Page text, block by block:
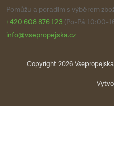
Pomůžu a poradím s výběrem
+420 608 876 123 (Po-Pá 10:00-
info@vsepropejska.cz
Copyright 2026